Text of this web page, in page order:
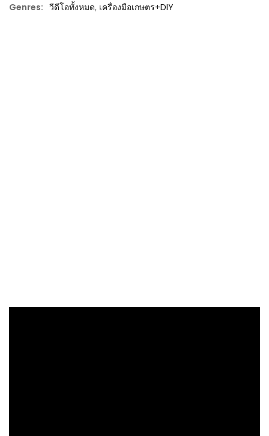
Genres: วีดีโอทั้งหมด, เครื่องมือเกษตร+DIY